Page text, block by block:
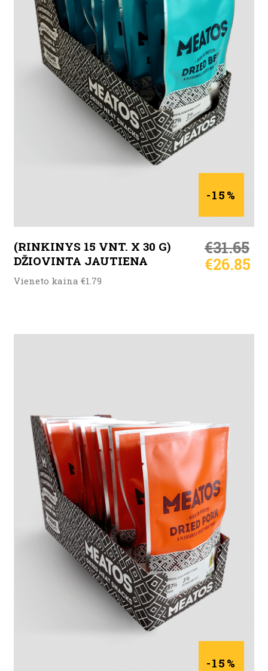
-15%
DAUGIAU
(RINKINYS 15 VNT. X 30 G)
DŽIOVINTA JAUTIENA
€31.65
€26.85
Vieneto kaina €1.79
-15%
Į KREPŠELĮ